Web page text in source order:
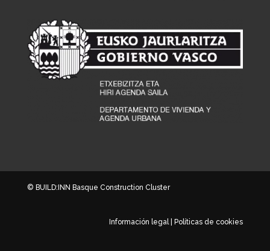
© BUILD:INN Basque Construction Cluster
Información legal| Políticas de cookies